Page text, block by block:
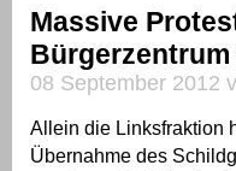
Massive
08 September 2012
Allein die Linksfraktion
Übernahme des